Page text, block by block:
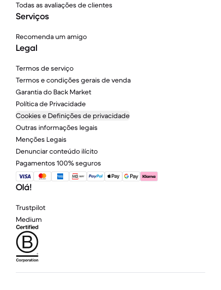
Todas as avaliações de clientes
Serviços
Recomenda um amigo
Legal
Termos de serviço
Termos e condições gerais de venda
Garantia do Back Market
Política de Privacidade
Cookies e Definições de privacidade
Outras informações legais
Menções Legais
Denunciar conteúdo ilícito
Pagamentos 100% seguros
Olá!
Trustpilot
Medium